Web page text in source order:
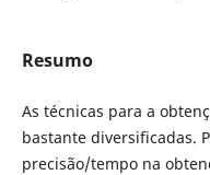
Resumo
As técnicas para a
bastante diversificadas.
precisão/tempo na